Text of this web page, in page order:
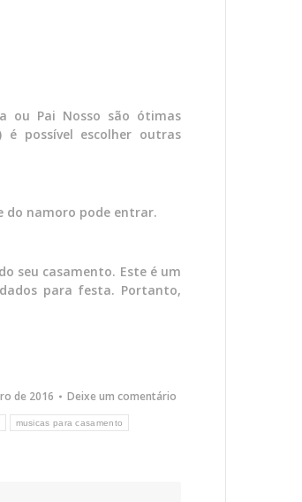
ou Pai Nosso são ótimas
possível escolher outras
do namoro pode entrar.
seu casamento. Este é um
para festa. Portanto,
de 2016
Deixe um comentário
musicas para casamento